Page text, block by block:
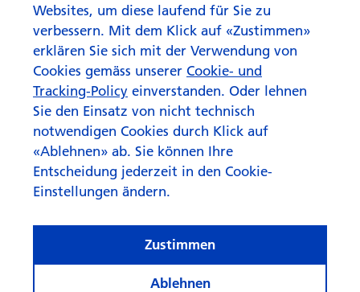
Websites, um diese laufend für Sie zu
verbessern. Mit dem Klick auf «Zustimmen»
erklären Sie sich mit der Verwendung von
Cookies gemäss unserer Cookie- und
Tracking-Policy einverstanden. Oder lehnen
Sie den Einsatz von nicht technisch
notwendigen Cookies durch Klick auf
«Ablehnen» ab. Sie können Ihre
Entscheidung jederzeit in den Cookie-
Einstellungen ändern.
Ablehnen
Zustimmen